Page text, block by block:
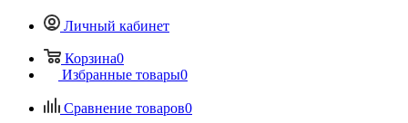
Личный кабинет
Корзина0
Избранные товары0
Сравнение товаров0